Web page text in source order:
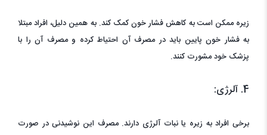
زیره ممکن است به کاهش فشار خون کمک کند. به همین دلیل، افراد مبتلا
به فشار خون پایین باید در مصرف آن احتیاط کرده و مصرف آن را با
پزشک خود مشورت کنند.
4. آلرژی:
برخی افراد به زیره یا نبات آلرژی دارند. مصرف این نوشیدنی در صورت